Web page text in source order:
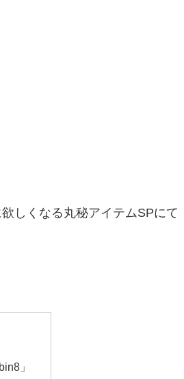
しくなる丸秘アイテムSPにて
」